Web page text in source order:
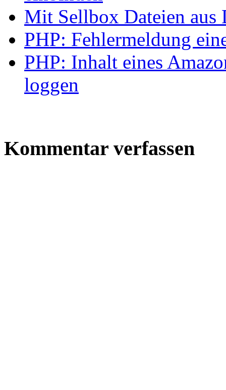
Mit Sellbox Dateien aus
PHP: Fehlermeldung
PHP: Inhalt eines
loggen
Kommentar verfassen